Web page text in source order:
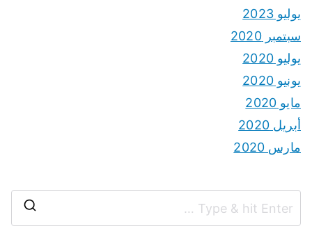
يوليو 2023
سبتمبر 2020
يوليو 2020
يونيو 2020
مايو 2020
أبريل 2020
مارس 2020